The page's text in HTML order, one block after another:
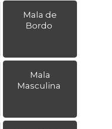
Mala de
Bordo
Mala
Masculina